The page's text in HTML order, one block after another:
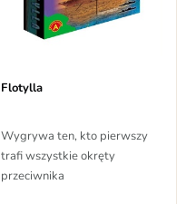
Flotylla
Wygrywa ten, kto pierwszy
trafi wszystkie okręty
przeciwnika